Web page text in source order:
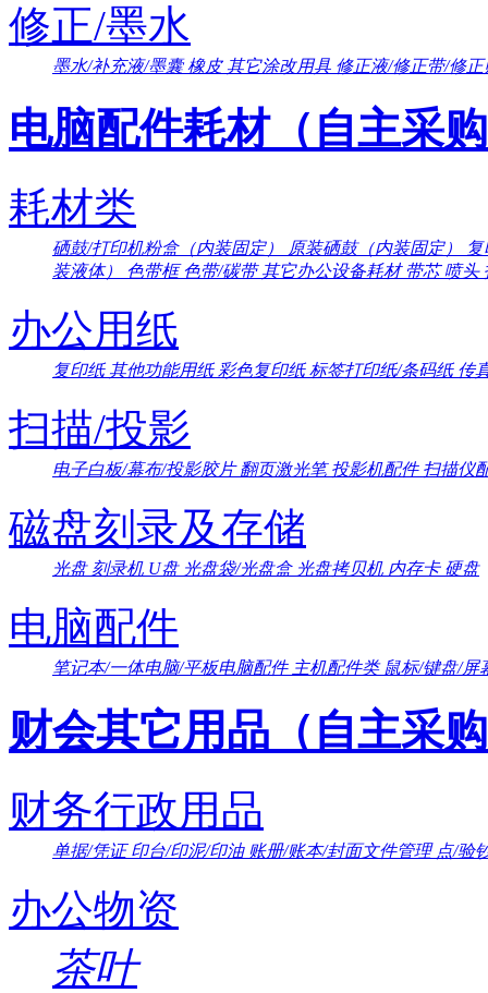
修正/墨水
墨水/补充液/墨囊橡皮 其它涂改用具 修正液/修正带/修正
电脑配件耗材（自主采
耗材类
硒鼓/打印机粉盒（内装固定） 原装硒鼓（内装固定）
装液体）
色带框色带/碳带其它办公设备耗材 带芯喷头
办公用纸
复印纸其他功能用纸彩色复印纸标签打印纸/条码纸传
扫描/投影
电子白板/幕布/投影胶片翻页激光笔投影机配件 扫描仪
磁盘刻录及存储
光盘 刻录机 U盘 光盘袋/光盘盒 光盘拷贝机 内存卡 硬盘
电脑配件
笔记本/一体电脑/平板电脑配件 主机配件类 鼠标/键盘/屏
财会其它用品（自主采
财务行政用品
单据/凭证印台/印泥/印油 账册/账本/封面文件管理 点/验
办公物资
茶叶